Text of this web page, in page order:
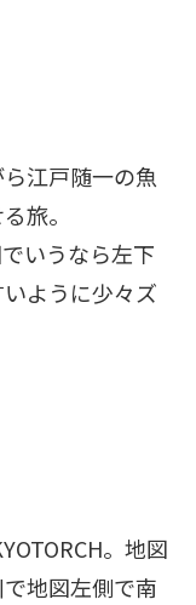
江戸随一の魚
旅。
いうなら左下
ように少々ズ
。地図
地図左側で南